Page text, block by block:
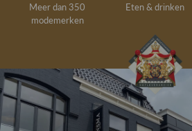
Meer dan 350
modemerken
Eten & drinken
drankje
Gratis retourneren in
de winkel
Deskundig
kledingadvies